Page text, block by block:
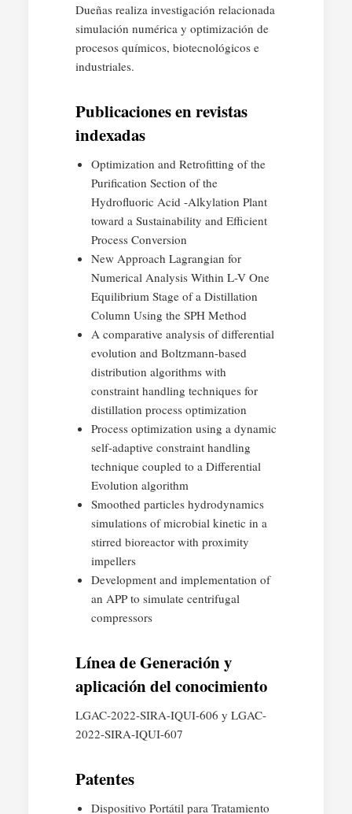
Dueñas realiza investigación relacionada
simulación numérica y optimización de
procesos químicos, biotecnológicos e
industriales.
Publicaciones en revistas
indexadas
Optimization and Retrofitting of the
Purification Section of the
Hydrofluoric Acid -Alkylation Plant
toward a Sustainability and Efficient
Process Conversion
New Approach Lagrangian for
Numerical Analysis Within L-V One
Equilibrium Stage of a Distillation
Column Using the SPH Method
A comparative analysis of differential
evolution and Boltzmann-based
distribution algorithms with
constraint handling techniques for
distillation process optimization
Process optimization using a dynamic
self-adaptive constraint handling
technique coupled to a Differential
Evolution algorithm
Smoothed particles hydrodynamics
simulations of microbial kinetic in a
stirred bioreactor with proximity
impellers
Development and implementation of
an APP to simulate centrifugal
compressors
Línea de Generación y
aplicación del conocimiento
LGAC-2022-SIRA-IQUI-606 y LGAC-
2022-SIRA-IQUI-607
Patentes
Dispositivo Portátil para Tratamiento